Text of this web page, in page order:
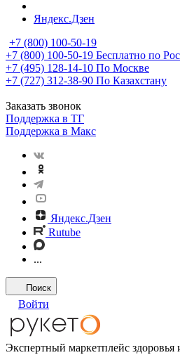
Яндекс.Дзен
+7 (800) 100-50-19
+7 (800) 100-50-19 Бесплатно по
+7 (495) 128-14-10 По Москве
+7 (727) 312-38-90 По Казахстану
Заказать звонок
Поддержка в ТГ
Поддержка в Макс
Яндекс.Дзен
Rutube
...
Поиск
Войти
Экспертный маркетплейс здоровья